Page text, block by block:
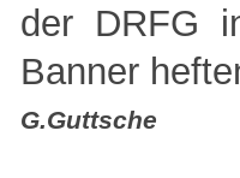
der DRFG
Banner
G.Guttsche